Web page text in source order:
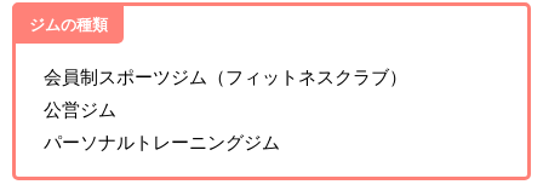
ジムの種類
会員制スポーツジム（フィットネスクラブ）
公営ジム
パーソナルトレーニングジム